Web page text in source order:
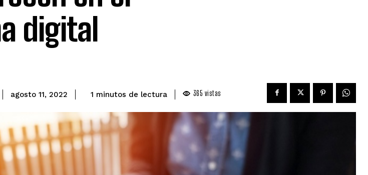
digital
agosto 11, 2022 1 minutos de lectura 365 vistas